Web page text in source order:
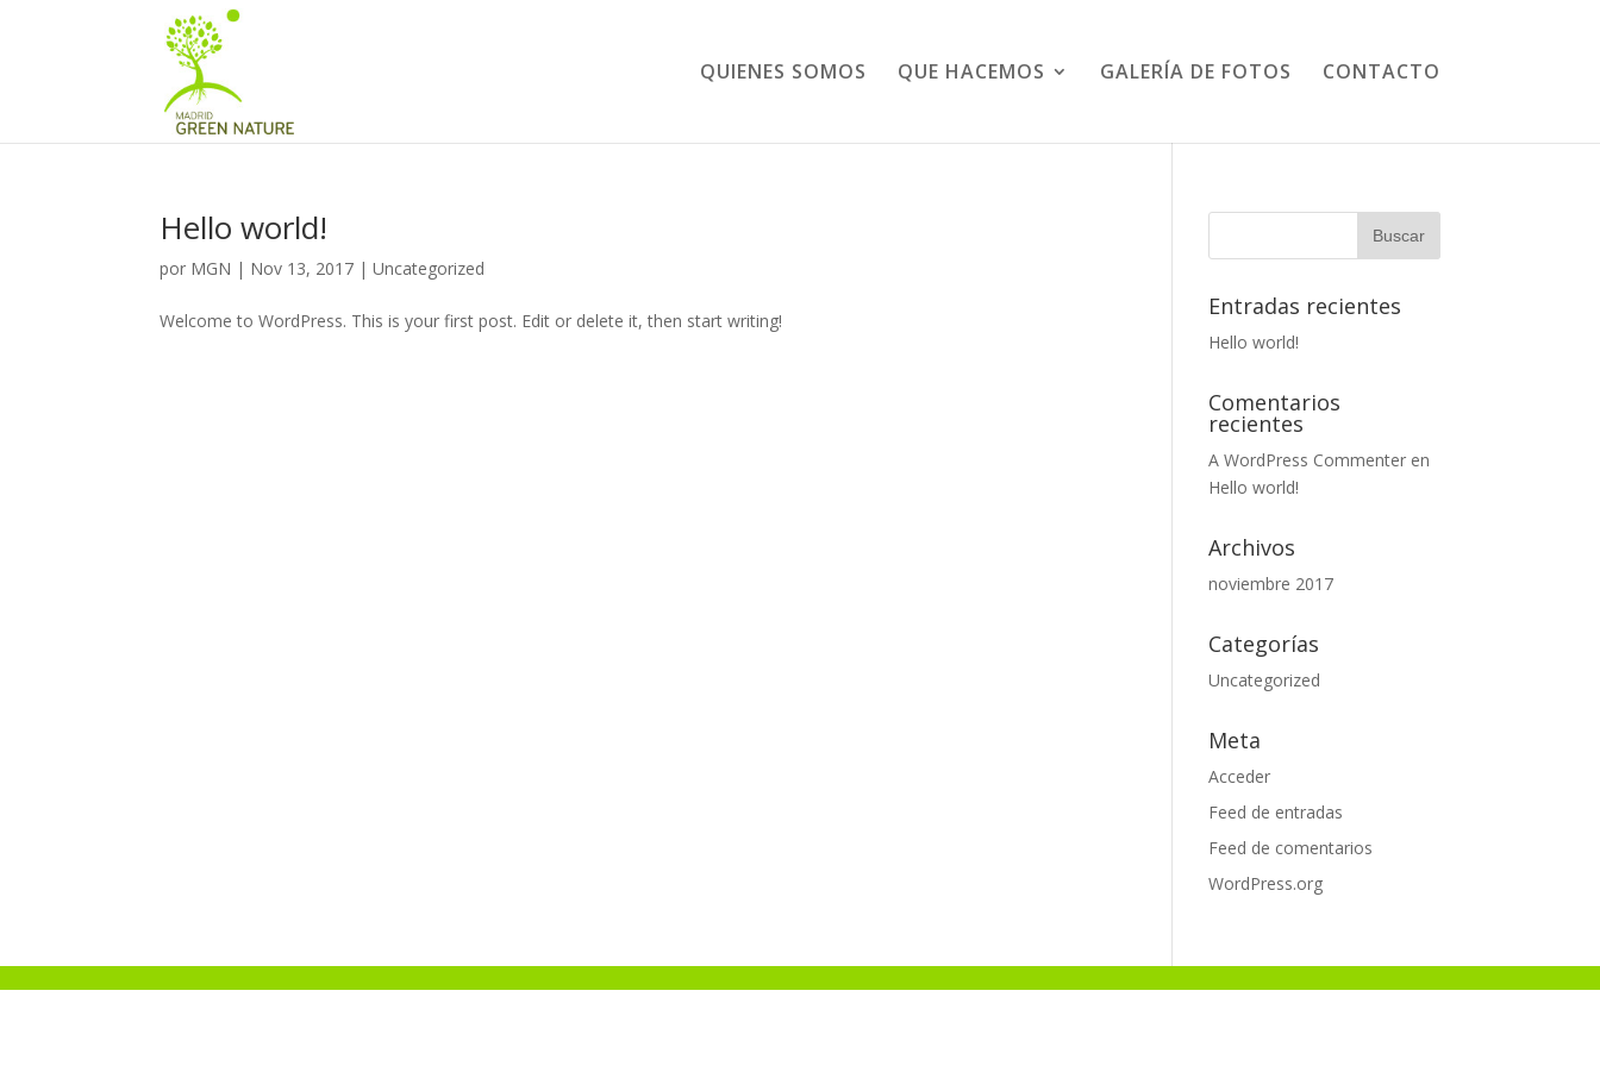
QUIENES SOMOS QUE HACEMOS GALERÍA DE FOTOS CONTACTO
Hello world!
por MGN | Nov 13, 2017 |Uncategorized
Welcome to WordPress. This is your first post. Edit or delete it, then start writing!
Entradas recientes
Hello world!
Comentarios
recientes
A WordPress Commenter en
Hello world!
Archivos
noviembre 2017
Categorías
Uncategorized
Meta
Acceder
Feed de entradas
Feed de comentarios
WordPress.org